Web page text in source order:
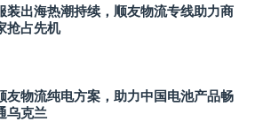
装出海热潮持续，顺友物流专线助力商
抢占先机
友物流纯电方案，助力中国电池产品畅
乌克兰